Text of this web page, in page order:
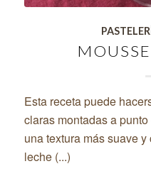
Esta receta puede
claras montadas a
una textura más suave
leche (...)